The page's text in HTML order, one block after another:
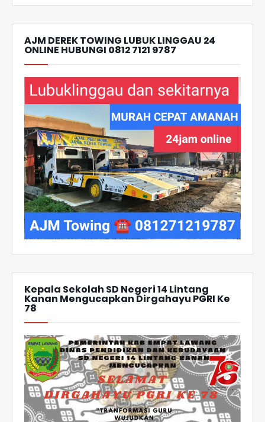
AJM DEREK TOWING LUBUK LINGGAU 24
ONLINE HUBUNGI 0812 7121 9787
Kepala Sekolah SD Negeri 14 Lintang
Kanan Mengucapkan Dirgahayu PGRI Ke
78